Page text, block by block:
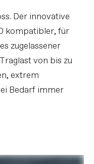
Der innovative
kompatibler, für
zugelassener
von bis zu
extrem
Bedarf immer